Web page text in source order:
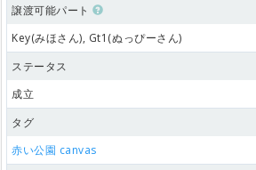
譲渡可能パート
Key(みほさん), Gt1(ぬっぴーさん)
ステータス
成立
タグ
赤い公園 canvas